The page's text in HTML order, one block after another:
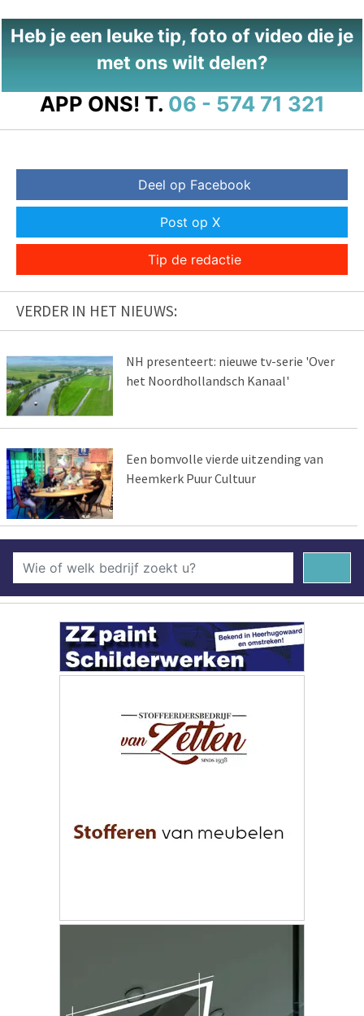
Heb je een leuke tip, foto of video die je
met ons wilt delen?
APP ONS! T. 06 - 574 71 321
Deel op Facebook
Post op X
Tip de redactie
VERDER IN HET NIEUWS:
NH presenteert: nieuwe tv-serie 'Over
het Noordhollandsch Kanaal'
Een bomvolle vierde uitzending van
Heemkerk Puur Cultuur